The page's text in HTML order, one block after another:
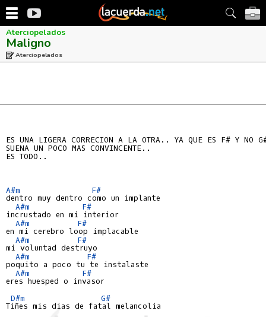
Aterciopelados
Maligno
Aterciopelados
ES UNA LIGERA CORRECION A LA OTRA.. YA QUE ES F# Y NO
SUENA UN POCO MAS CONVINCENTE..
ES TODO..
A#m
F#
dentro muy dentro como un implante
A#m
F#
incrustado en mi interior
A#m
F#
en mi cerebro loop implacable
A#m
F#
mi voluntad destruyo
A#m
F#
poquito a poco tu te instalaste
A#m
F#
eres huesped o invasor
D#m
G#
Tiñes mis dias de fatal melancolia